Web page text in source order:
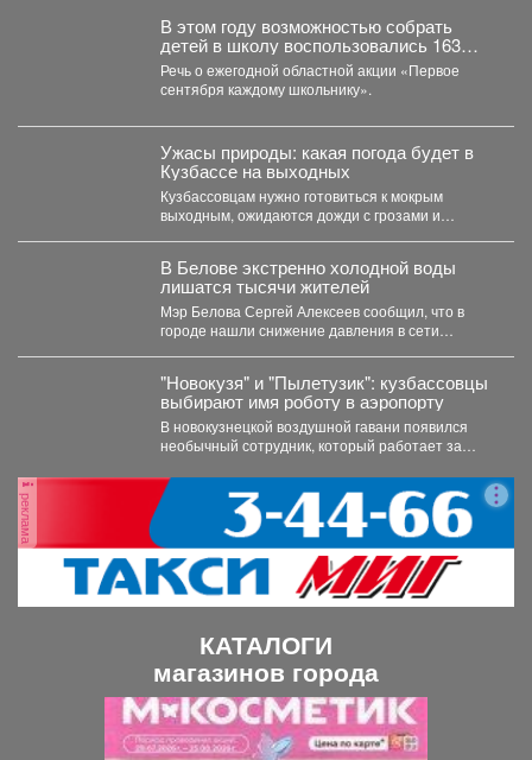
В этом году возможностью собрать
детей в школу воспользовались 163
малообеспеченные семьи
Междуреченска.
Речь о ежегодной областной акции «Первое
сентября каждому школьнику».
Ужасы природы: какая погода будет в
Кузбассе на выходных
Кузбассовцам нужно готовиться к мокрым
выходным, ожидаются дожди с грозами и
В Белове экстренно холодной воды
лишатся тысячи жителей
Мэр Белова Сергей Алексеев сообщил, что в
городе нашли снижение давления в сети
"Новокузя" и "Пылетузик": кузбассовцы
выбирают имя роботу в аэропорту
В новокузнецкой воздушной гавани появился
необычный сотрудник, который работает за
реклама
КАТАЛОГИ
магазинов города